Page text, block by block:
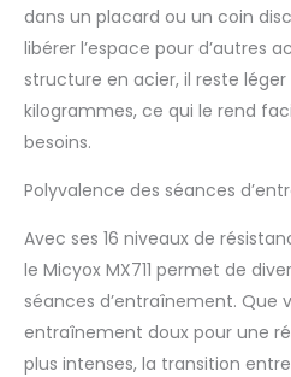
et
afin
pas
【
de
dans un placard ou un coin
libérer l’espace pour d’autres
structure en acier, il reste léger
kilogrammes, ce qui le rend
besoins.
Polyvalence des séances
Avec ses 16 niveaux de
le Micyox MX711 permet de
séances d’entraînement. Que
entraînement doux pour une
plus intenses, la transition